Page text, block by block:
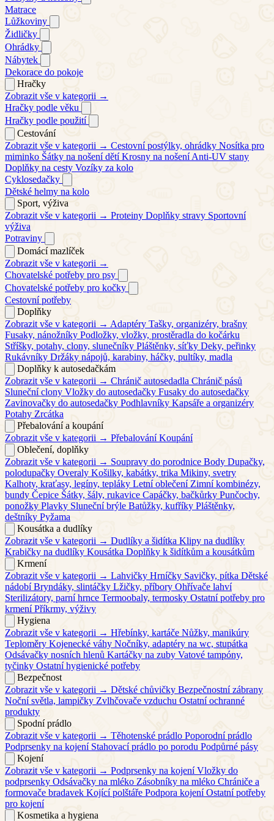
Matrace
Lůžkoviny
Židličky
Ohrádky
Nábytek
Dekorace do pokoje
Hračky
Zobrazit vše v kategorii →
Hračky podle věku
Hračky podle použití
Cestování
Zobrazit vše v kategorii → Cestovní postýlky, ohrádky Nosítka pro
miminko Šátky na nošení dětí Krosny na nošení Anti-UV stany
Doplňky na cesty Vozíky za kolo
Cyklosedačky
Dětské helmy na kolo
Sport, výživa
Zobrazit vše v kategorii → Proteiny Doplňky stravy Sportovní
výživa
Potraviny
Domácí mazlíček
Zobrazit vše v kategorii →
Chovatelské potřeby pro psy
Chovatelské potřeby pro kočky
Cestovní potřeby
Doplňky
Zobrazit vše v kategorii → Adaptéry Tašky, organizéry, brašny
Fusaky, nánožníky Podložky, vložky, prostěradla do kočárku
Stříšky, potahy, clony, slunečníky Pláštěnky, síťky Deky, peřinky
Rukávníky Držáky nápojů, karabiny, háčky, pultíky, madla
Doplňky k autosedačkám
Zobrazit vše v kategorii → Chránič autosedadla Chránič pásů
Sluneční clony Vložky do autosedačky Fusaky do autosedačky
Zavinovačky do autosedačky Podhlavníky Kapsáře a organizéry
Potahy Zrcátka
Přebalování a koupání
Zobrazit vše v kategorii → Přebalování Koupání
Oblečení, doplňky
Zobrazit vše v kategorii → Soupravy do porodnice Body Dupačky,
polodupačky Overaly Košilky, kabátky, trika Mikiny, svetry
Kalhoty, kraťasy, legíny, tepláky Letní oblečení Zimní kombinézy,
bundy Čepice Šátky, šály, rukavice Capáčky, bačkůrky Punčochy,
ponožky Plavky Sluneční brýle Batůžky, kufříky Pláštěnky,
deštníky Pyžama
Kousátka a dudlíky
Zobrazit vše v kategorii → Dudlíky a šidítka Klipy na dudlíky
Krabičky na dudlíky Kousátka Doplňky k šidítkům a kousátkům
Krmení
Zobrazit vše v kategorii → Lahvičky Hrníčky Savičky, pítka Dětské
nádobí Bryndáky, slintáčky Lžičky, příbory Ohřívače lahví
Sterilizátory, parní hrnce Termoobaly, termosky Ostatní potřeby pro
krmení Příkrmy, výživy
Hygiena
Zobrazit vše v kategorii → Hřebínky, kartáče Nůžky, manikúry
Teploměry Kojenecké váhy Nočníky, adaptéry na wc, stupátka
Odsávačky nosních hlenů Kartáčky na zuby Vatové tampóny,
tyčinky Ostatní hygienické potřeby
Bezpečnost
Zobrazit vše v kategorii → Dětské chůvičky Bezpečnostní zábrany
Noční světla, lampičky Zvlhčovače vzduchu Ostatní ochranné
produkty
Spodní prádlo
Zobrazit vše v kategorii → Těhotenské prádlo Poporodní prádlo
Podprsenky na kojení Stahovací prádlo po porodu Podpůrné pásy
Kojení
Zobrazit vše v kategorii → Podprsenky na kojení Vložky do
podprsenky Odsávačky na mléko Zásobníky na mléko Chrániče a
formovače bradavek Kojící polštáře Podpora kojení Ostatní potřeby
pro kojení
Kosmetika a hygiena